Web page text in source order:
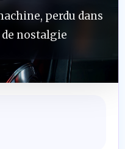
perdu dans
nostalgie